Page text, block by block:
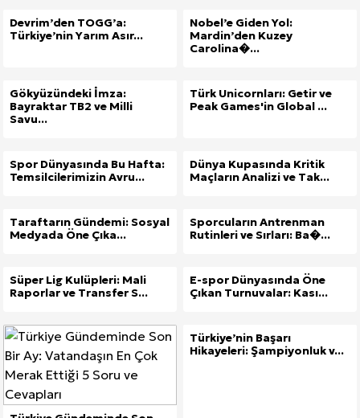
Devrim’den TOGG’a:
Türkiye’nin Yarım Asır...
Nobel’e Giden Yol:
Mardin’den Kuzey
Carolina�...
Gökyüzündeki İmza:
Bayraktar TB2 ve Milli
Savu...
Türk Unicornları: Getir ve
Peak Games'in Global ...
Spor Dünyasında Bu Hafta:
Temsilcilerimizin Avru...
Dünya Kupasında Kritik
Maçların Analizi ve Tak...
Taraftarın Gündemi: Sosyal
Medyada Öne Çıka...
Sporcuların Antrenman
Rutinleri ve Sırları: Ba�...
Süper Lig Kulüpleri: Mali
Raporlar ve Transfer S...
E-spor Dünyasında Öne
Çıkan Turnuvalar: Kası...
Türkiye’nin Başarı
Hikayeleri: Şampiyonluk v...